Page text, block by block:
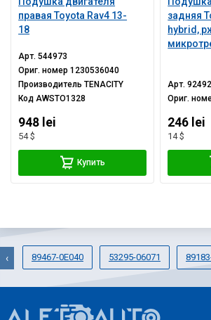
правая Toyota Rav4 13-
18
Арт.544973
Ориг. номер1230536040
ПроизводительTENACITY
КодAWSTO1328
948 lei
54 $
Купить
задняя
hybrid,
Арт.
Ориг.
246 lei
14 $
89467-0E040 53295-06071
‹